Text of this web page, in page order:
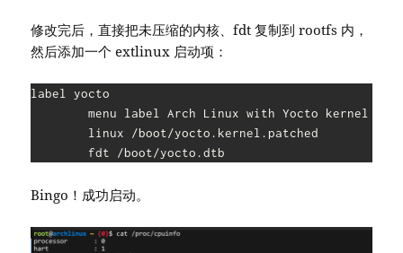
修改完后，直接把未压缩的内核、fdt 复制到 rootfs 内，
然后添加一个 extlinux 启动项：
label yocto
        menu label Arch Linux with Yocto kernel
        linux /boot/yocto.kernel.patched
        fdt /boot/yocto.dtb
Bingo！成功启动。